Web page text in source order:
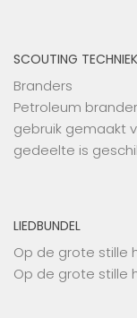
SCOUTING
Branders
Petroleum
gebruik gemaakt
gedeelte is
LIEDBUNDEL
Op de grote stille
Op de grote stille